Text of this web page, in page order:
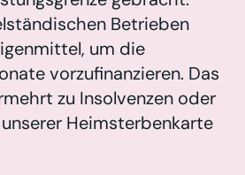
Betrieben
um die
vorzufinanzieren. Das
zu Insolvenzen oder
Heimsterbenkarte